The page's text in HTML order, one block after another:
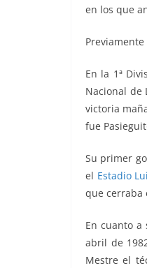
en los que
En la 1ª
Nacional de
victoria
fue
Su primer
el Estadio
que cerraba
En cuanto
abril de
Mestre el